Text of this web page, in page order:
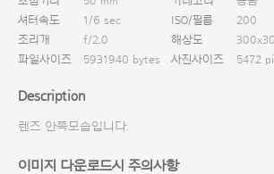
셔터속도
1/6 sec ISO/필름
200
조리개
f/2.0 해상도
파일사이즈
5931940 bytes 사진사이즈 5472
Description
렌즈 안쪽모습입니다.
이미지 다운로드시 주의사항